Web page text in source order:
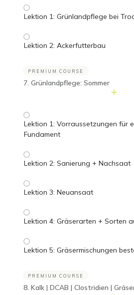
Lektion 1: Grünlandpflege bei
Lektion 2: Ackerfutterbau
PREMIUM COURSE
7. Grünlandpflege: Sommer
Lektion 1: Vorraussetzungen für
Fundament
Lektion 2: Sanierung + Nachsaat
Lektion 3: Neuansaat
Lektion 4: Gräserarten + Sorten
Lektion 5: Gräsermischungen
PREMIUM COURSE
8. Kalk | DCAB | Clostridien |